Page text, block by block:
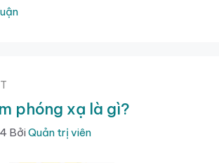
phóng xạ là gì?
BởiQuản trị viên